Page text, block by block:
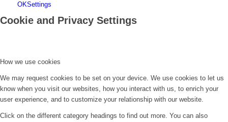
OKSettings
Cookie and Privacy Settings
How we use cookies
We may request cookies to be set on your device. We use cookies to let us
know when you visit our websites, how you interact with us, to enrich your
user experience, and to customize your relationship with our website.
Click on the different category headings to find out more. You can also